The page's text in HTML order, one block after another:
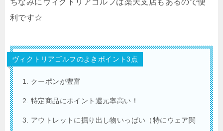
ちなみにヴィクトリアゴルフは楽天支店もあるので便
利です☆
ヴィクトリアゴルフのよきポイント3点
クーポンが豊富
特定商品にポイント還元率高い！
アウトレットに掘り出し物いっぱい（特にウェア関